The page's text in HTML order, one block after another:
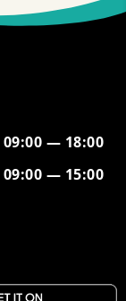
09:00 — 18:00
09:00 — 15:00